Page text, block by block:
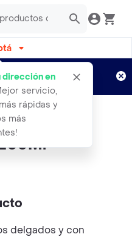
dirección en
servicio,
rápidas y
más
Aplican TyC
Genesis
delgados y con